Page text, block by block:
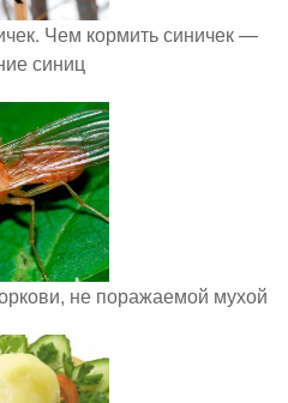
Чем кормить синичек —
синиц
не поражаемой мухой